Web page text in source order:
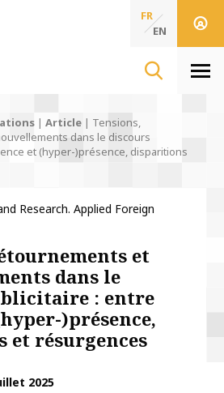
des Sciences de l'Information & de
Française des Sciences
FR
EN
| Article | Tensions,
dans le discours
et (hyper-)présence, disparitions
Research. Applied Foreign
et
dans le
: entre
)présence,
résurgences
2025